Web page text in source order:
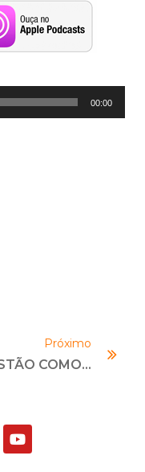
00:00
Próximo
A GESTÃO COMO ATIVIDADE DA GOVERNANÇA CORPORATIVA